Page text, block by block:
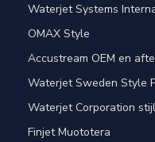
Waterjet Systems
OMAX Style
Accustream OEM en
Waterjet Sweden Style
Waterjet Corporation
Finjet Muototera